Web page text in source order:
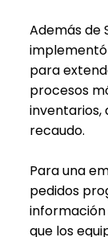
Además de
implementó
para
procesos
inventarios,
recaudo.
Para una
pedidos
que los